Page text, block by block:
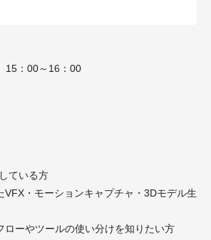
15：00～16：00
ている方
VFX・モーションキャプチャ・3Dモデル生
ローやツールの使い分けを知りたい方